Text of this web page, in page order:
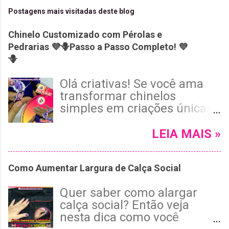
Postagens mais visitadas deste blog
Chinelo Customizado com Pérolas e
Pedrarias 💜🪻Passo a Passo Completo! 💜
🪻
Olá criativas! Se você ama
transformar chinelos
simples em criações únicas
o tutorial de hoje! Neste
um chinelo Havaianas roxo
pedrarias, com um
acabamento invisível e tema
floral encantador. 😉 Leia
LEIA MAIS »
Como Aumentar Largura de Calça Social
Quer saber como alargar
calça social? Então veja
nesta dica como você